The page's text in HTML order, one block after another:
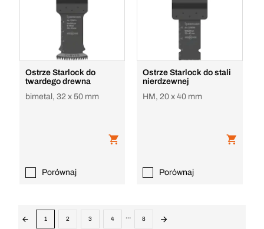
Ostrze Starlock do
twardego drewna
bimetal, 32 x 50 mm
Porównaj
Ostrze Starlock do stali
nierdzewnej
HM, 20 x 40 mm
Porównaj
1 2 3 4 ... 8